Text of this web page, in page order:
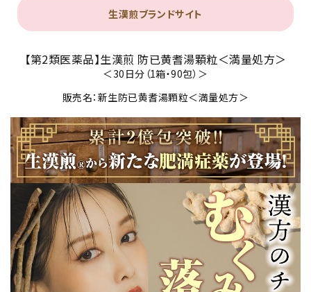
生漢煎ブランドサイト
【第2類医薬品】生漢煎 防已黄耆湯顆粒＜満量処方＞
＜30日分（1箱・90包）＞
販売名：新生防已黄耆湯顆粒＜満量処方＞